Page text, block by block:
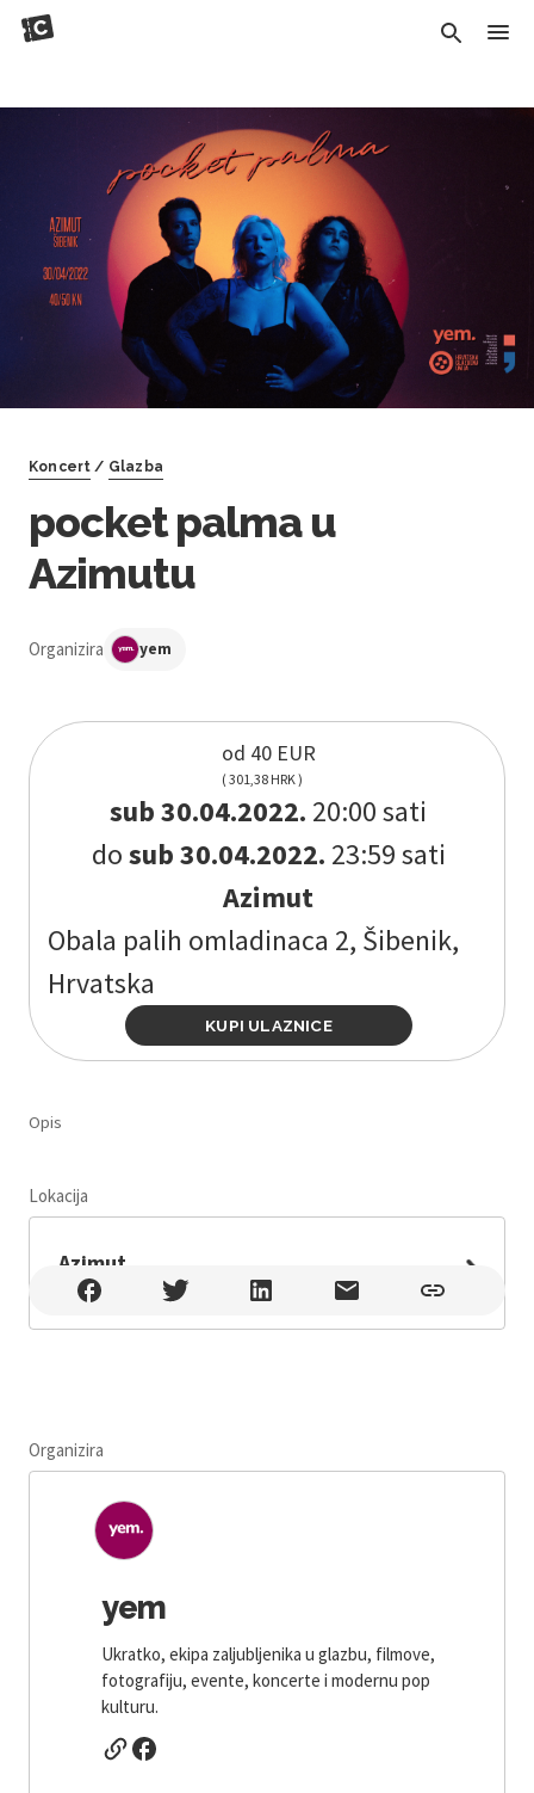
Koncert / Glazba
pocket palma u
Azimutu
Organizira yem
od 40 EUR
( 301,38 HRK )
sub 30.04.2022. 20:00 sati
dosub 30.04.2022. 23:59 sati
Azimut
Obala palih omladinaca 2, Šibenik,
Hrvatska
KUPI ULAZNICE
Opis
Lokacija
Azimut
Azimut , Šibenik , Obala palih omladinaca 2
Organizira
yem
Ukratko, ekipa zaljubljenika u glazbu, filmove,
fotografiju, evente, koncerte i modernu pop
kulturu.